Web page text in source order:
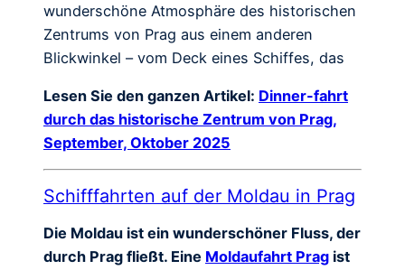
wunderschöne Atmosphäre des historischen
Zentrums von Prag aus einem anderen
Blickwinkel – vom Deck eines Schiffes, das
Lesen Sie den ganzen Artikel: Dinner-fahrt
durch das historische Zentrum von Prag,
September, Oktober 2025
Schifffahrten auf der Moldau in Prag
Die Moldau ist ein wunderschöner Fluss, der
durch Prag fließt. Eine Moldaufahrt Prag ist